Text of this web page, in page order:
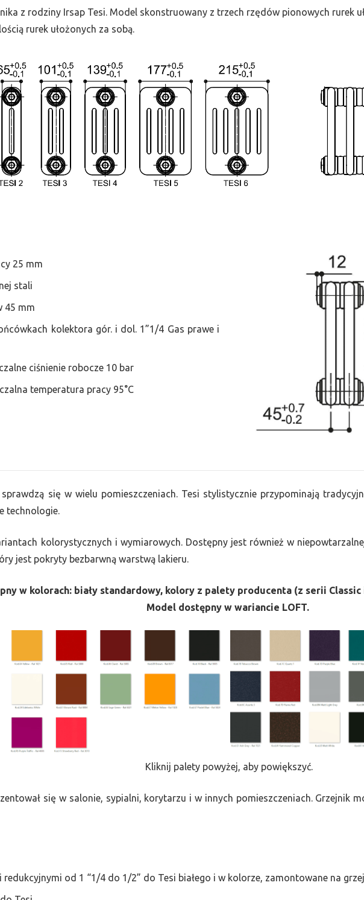
z rodziny Irsap Tesi. Model skonstruowany z trzech rzędów pionowych rurek
rurek ułożonych za sobą.
25 mm
stali
45 mm
kolektora gór. i dol. 1”1/4 Gas prawe i
ciśnienie robocze 10 bar
temperatura pracy 95°C
się w wielu pomieszczeniach. Tesi stylistycznie przypominają
technologie.
kolorystycznych i wymiarowych. Dostępny jest również w
jest pokryty bezbarwną warstwą lakieru.
w kolorach: biały standardowy, kolory z palety producenta (z serii
Model dostępny w wariancie LOFT.
Kliknij palety powyżej, aby powiększyć.
się w salonie, sypialni, korytarzu i w innych pomieszczeniach. Grzejnik
redukcyjnymi od 1 “1/4 do 1/2” do Tesi białego i w kolorze, zamontowane na